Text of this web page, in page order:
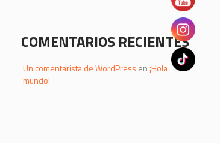
COMENTARIOS RECIENTES
Un comentarista de WordPress en¡Hola
mundo!